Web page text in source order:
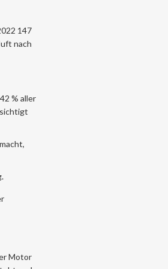
147
nach
% aller
Motor